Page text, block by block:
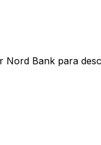
Nord Bank para